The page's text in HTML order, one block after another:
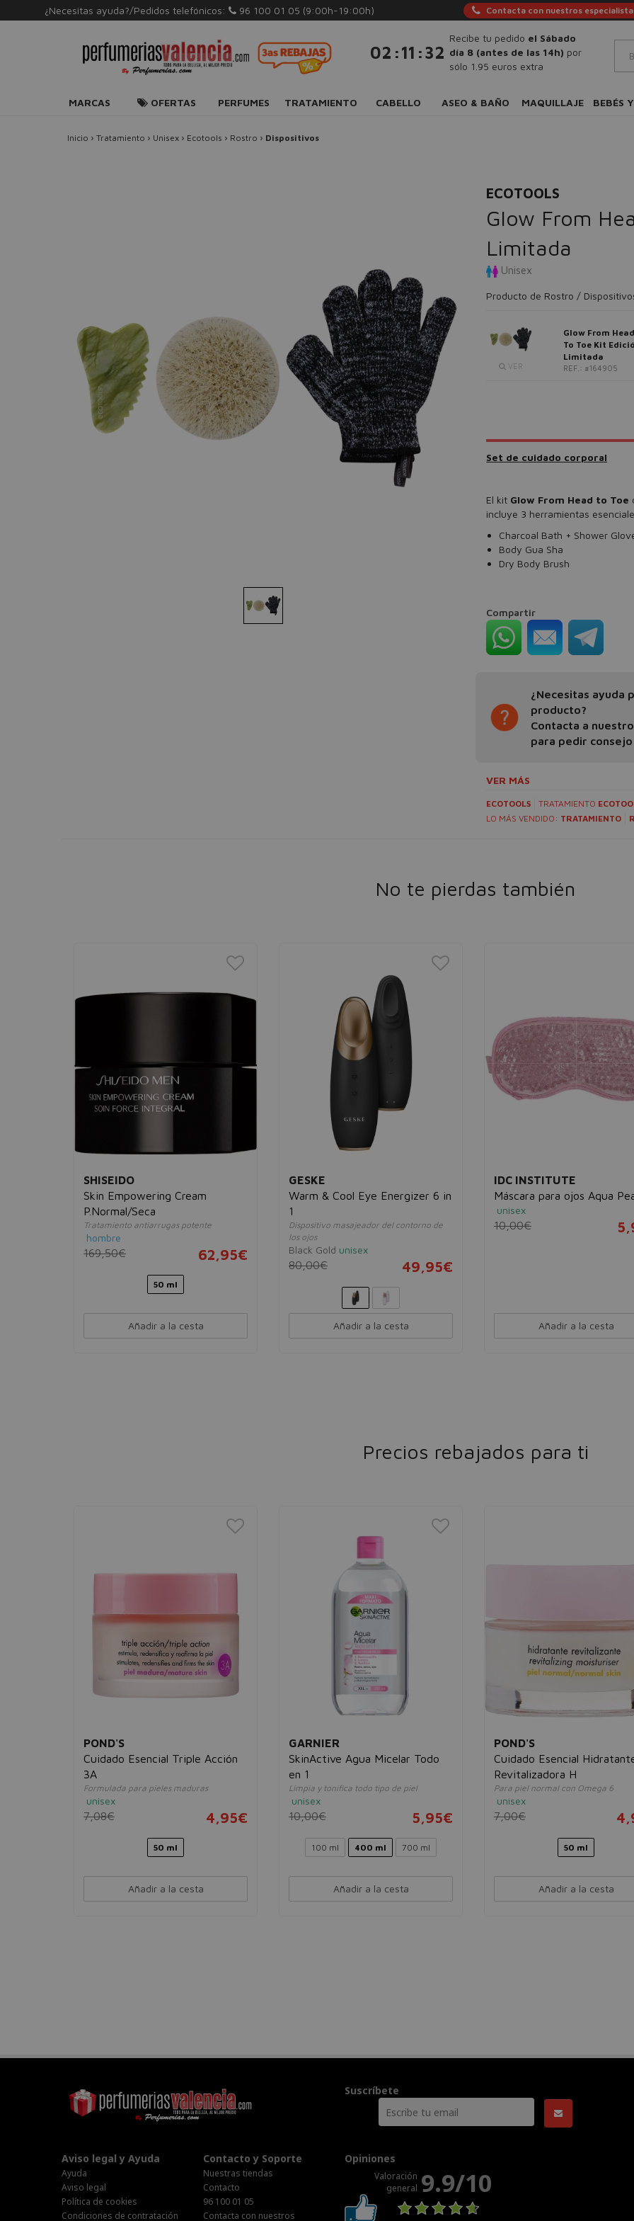
¿Necesitas ayuda?/Pedidos telefónicos: 96 100 01 05 (9:00h-19:00h) Contacta con nuestros
02 :11 :31
Recibe tu pedido el Sábado
día 8 (antes de las 14h)por
sólo 1.95 euros extra
MARCAS OFERTAS PERFUMES TRATAMIENTO CABELLO ASEO & BAÑO MAQUILLAJE BEBÉS
Inicio › Tratamiento › Unisex › Ecotools › Rostro › Dispositivos
ECOTOOLS
Glow From
Limitada
Unisex
Producto de Rostro /
VER
Glow From Head
To Toe Kit
Limitada
REF.: #164905
Set de cuidado corporal
El kit Glow From Head to Toe
incluye 3 herramientas
Charcoal Bath + Shower
Body Gua Sha
Dry Body Brush
Compartir
¿Necesitas ayuda
producto?
Contacta a
para pedir consejo
VER MÁS
ECOTOOLS TRATAMIENTO
LO MÁS VENDIDO: TRATAMIENTO
No te pierdas también
SHISEIDO
Skin Empowering Cream
P.Normal/Seca
Tratamiento antiarrugas potente
hombre
169,50€ 62,95€
50 ml
Añadir a la cesta
GESKE
Warm & Cool Eye Energizer 6 in
1
Dispositivo masajeador del contorno de
los ojos
Black Gold unisex
80,00€ 49,95€
Añadir a la cesta
IDC INSTITUTE
Máscara para ojos Aqua
unisex
10,00€
Añadir a la cesta
Precios rebajados para ti
POND'S
Cuidado Esencial Triple Acción
3A
Formulada para pieles maduras
unisex
7,08€ 4,95€
50 ml
Añadir a la cesta
GARNIER
SkinActive Agua Micelar Todo
en 1
Limpia y tonifica todo tipo de piel
unisex
10,00€ 5,95€
100 ml 400 ml 700 ml
Añadir a la cesta
POND'S
Cuidado Esencial
Revitalizadora H
Para piel normal con Omega 6
unisex
7,00€
50 ml
Añadir a la cesta
Suscríbete
Aviso legal y Ayuda
Ayuda
Aviso legal
Política de cookies
Condiciones de contratación
Contacto y Soporte
Nuestras tiendas
Contacto
96 100 01 05
Contacta con nuestros
Opiniones
Valoración
general 9.9/10